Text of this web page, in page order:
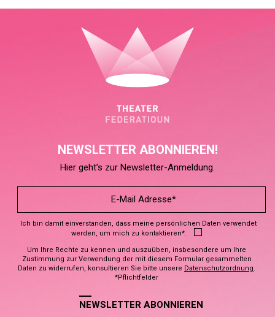
NEWSLETTER ABONNIEREN!
Hier geht’s zur Newsletter-Anmeldung.
Ich bin damit einverstanden, dass meine persönlichen Daten verwendet
werden, um mich zu kontaktieren*.
Um Ihre Rechte zu kennen und auszuüben, insbesondere um Ihre
Zustimmung zur Verwendung der mit diesem Formular gesammelten
Daten zu widerrufen, konsultieren Sie bitte unsere Datenschutzordnung.
*Pflichtfelder
NEWSLETTER ABONNIEREN